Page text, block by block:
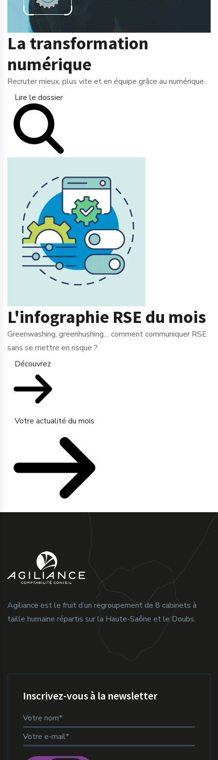
La transformation
numérique
Recruter mieux, plus vite et en équipe grâce au numérique.
Lire le dossier
L'infographie RSE du mois
Greenwashing, greenhushing… comment communiquer RSE
sans se mettre en risque ?
Découvrez
Votre actualité du mois
Agiliance est le fruit d’un regroupement de 8 cabinets à
taille humaine répartis sur la Haute-Saône et le Doubs.
Inscrivez-vous à la newsletter